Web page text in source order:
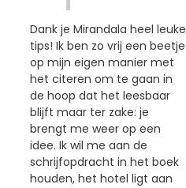
Dank je Mirandala heel leuke
tips! Ik ben zo vrij een beetje
op mijn eigen manier met
het citeren om te gaan in
de hoop dat het leesbaar
blijft maar ter zake: je
brengt me weer op een
idee. Ik wil me aan de
schrijfopdracht in het boek
houden, het hotel ligt aan